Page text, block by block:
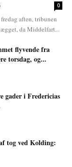
0
aften, tribunen
da Middelfart...
flyvende fra
torsdag, og...
gader i Fredericias
tog ved Kolding: